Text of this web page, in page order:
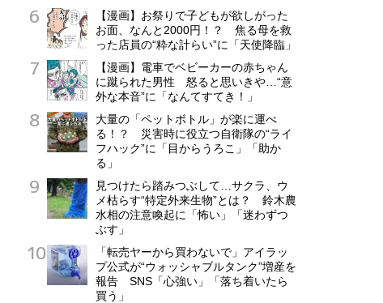
【漫画】お祭りで子どもが欲しがった
お面、なんと2000円！？ 焦る母を救
った店員の“粋な計らい”に「天使降臨」
【漫画】電車でベビーカーの赤ちゃん
に蹴られた男性 怒ると思いきや…“意
外な本音”に「なんてすてき！」
大量の「ペットボトル」が楽に運べ
る！？ 災害時に役立つ自衛隊の“ライ
フハック”に「目からうろこ」「助か
る」
見つけたら踏みつぶして…サクラ、ウ
メ枯らす“特定外来生物”とは？ 鈴木農
水相の注意喚起に「怖い」「迷わずつ
ぶす」
「転売ヤーから買わないで」アイラッ
プ公式が“ウォッシャブルタンク”増産を
報告 SNS「心強い」「落ち着いたら
買う」